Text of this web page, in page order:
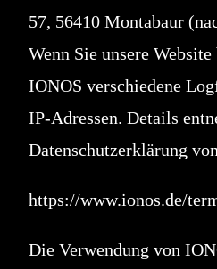
57, 56410 Montabaur
Wenn Sie unsere
IONOS verschiedene
IP-Adressen. Details
Datenschutzerklärung
https://www.ionos.de/
Die Verwendung von